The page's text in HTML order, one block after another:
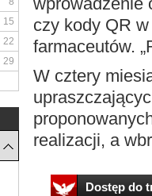
czy kody QR
farmaceutów.
W cztery
realizacji, a
Dostęp do
15
22
29